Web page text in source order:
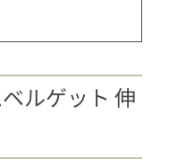
ルゲット 伸